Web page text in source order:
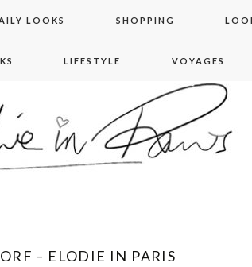
LOOKS SHOPPING
LIFESTYLE VOYAGES
– ELODIE IN PARIS